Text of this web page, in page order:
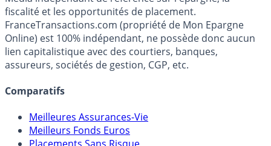
Premier guide épargne de France, en ligne depuis 2001.
Média indépendant de référence sur l'épargne, la
fiscalité et les opportunités de placement.
FranceTransactions.com (propriété de Mon Epargne
Online) est 100% indépendant, ne possède donc aucun
lien capitalistique avec des courtiers, banques,
Meilleures Assurances-Vie